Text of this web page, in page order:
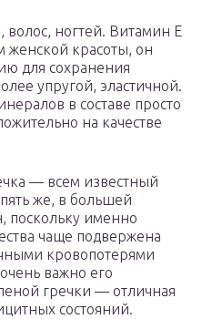
волос, ногтей. Витамин Е
женской красоты, он
для сохранения
упругой, эластичной.
в составе просто
на качестве
— всем известный
же, в большей
поскольку именно
чаще подвержена
кровопотерями
важно его
гречки — отличная
состояний.